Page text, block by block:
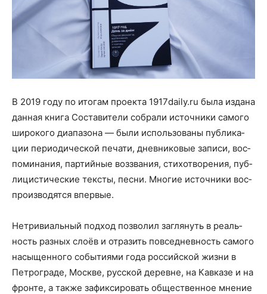
В 2019 году по ито­гам про­ек­та 1917daily.ru была изда­на
дан­ная кни­га Соста­ви­те­ли собра­ли источ­ни­ки само­го
широ­ко­го диа­па­зо­на — были исполь­зо­ва­ны пуб­ли­ка­
ции пери­о­ди­че­ской печа­ти, днев­ни­ко­вые запи­си, вос­
по­ми­на­ния, пар­тий­ные воз­зва­ния, сти­хо­тво­ре­ния, пуб­
ли­ци­сти­че­ские тек­сты, пес­ни. Мно­гие источ­ни­ки вос­
про­из­во­дят­ся впервые.
Нетри­ви­аль­ный под­ход поз­во­лил загля­нуть в реаль­
ность раз­ных сло­ёв и отра­зить повсе­днев­ность само­го
насы­щен­но­го собы­ти­я­ми года рос­сий­ской жиз­ни в
Пет­ро­гра­де, Москве, рус­ской деревне, на Кав­ка­зе и на
фрон­те, а так­же зафик­си­ро­вать обще­ствен­ное мне­ние